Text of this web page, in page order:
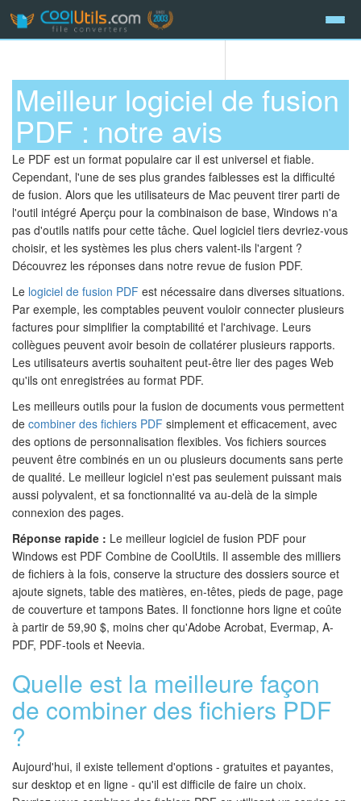
Meilleur logiciel de fusion
PDF : notre avis
Le PDF est un format populaire car il est universel et fiable.
Cependant, l'une de ses plus grandes faiblesses est la difficulté
de fusion. Alors que les utilisateurs de Mac peuvent tirer parti de
l'outil intégré Aperçu pour la combinaison de base, Windows n'a
pas d'outils natifs pour cette tâche. Quel logiciel tiers devriez-vous
choisir, et les systèmes les plus chers valent-ils l'argent ?
Découvrez les réponses dans notre revue de fusion PDF.
Le logiciel de fusion PDF est nécessaire dans diverses situations.
Par exemple, les comptables peuvent vouloir connecter plusieurs
factures pour simplifier la comptabilité et l'archivage. Leurs
collègues peuvent avoir besoin de collatérer plusieurs rapports.
Les utilisateurs avertis souhaitent peut-être lier des pages Web
qu'ils ont enregistrées au format PDF.
Les meilleurs outils pour la fusion de documents vous permettent
de combiner des fichiers PDF simplement et efficacement, avec
des options de personnalisation flexibles. Vos fichiers sources
peuvent être combinés en un ou plusieurs documents sans perte
de qualité. Le meilleur logiciel n'est pas seulement puissant mais
aussi polyvalent, et sa fonctionnalité va au-delà de la simple
connexion des pages.
Réponse rapide : Le meilleur logiciel de fusion PDF pour
Windows est PDF Combine de CoolUtils. Il assemble des milliers
de fichiers à la fois, conserve la structure des dossiers source et
ajoute signets, table des matières, en-têtes, pieds de page, page
de couverture et tampons Bates. Il fonctionne hors ligne et coûte
à partir de 59,90 $, moins cher qu'Adobe Acrobat, Evermap, A-
PDF, PDF-tools et Neevia.
Quelle est la meilleure façon
de combiner des fichiers PDF
?
Aujourd'hui, il existe tellement d'options - gratuites et payantes,
sur desktop et en ligne - qu'il est difficile de faire un choix.